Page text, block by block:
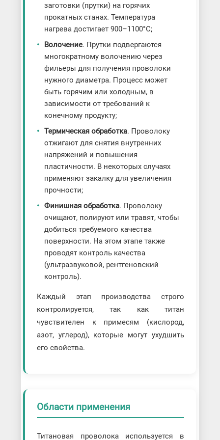
заготовки (прутки) на горячих
прокатных станах. Температура
нагрева достигает 900–1100°C;
Волочение. Прутки подвергаются
многократному волочению через
фильеры для получения проволоки
нужного диаметра. Процесс может
быть горячим или холодным, в
зависимости от требований к
конечному продукту;
Термическая обработка. Проволоку
отжигают для снятия внутренних
напряжений и повышения
пластичности. В некоторых случаях
применяют закалку для увеличения
прочности;
Финишная обработка. Проволоку
очищают, полируют или травят, чтобы
добиться требуемого качества
поверхности. На этом этапе также
проводят контроль качества
(ультразвуковой, рентгеновский
контроль).
Каждый этап производства строго
контролируется, так как титан
чувствителен к примесям (кислород,
азот, углерод), которые могут ухудшить
его свойства.
Области применения
Титановая проволока используется в